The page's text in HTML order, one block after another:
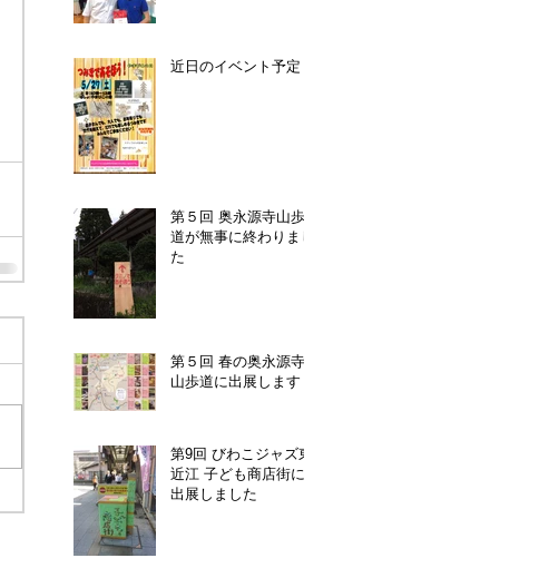
近日のイベント予定
第５回 奥永源寺山歩
道が無事に終わりまし
た
第５回 春の奥永源寺
山歩道に出展します
第9回 びわこジャズ東
近江 子ども商店街に
出展しました